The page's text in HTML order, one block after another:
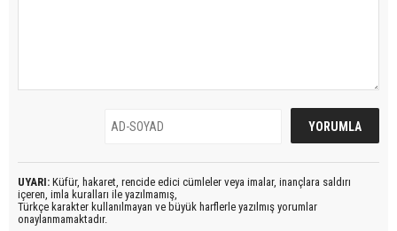
UYARI: Küfür, hakaret, rencide edici cümleler veya imalar, inançlara saldırı
içeren, imla kuralları ile yazılmamış,
Türkçe karakter kullanılmayan ve büyük harflerle yazılmış yorumlar
onaylanmamaktadır.